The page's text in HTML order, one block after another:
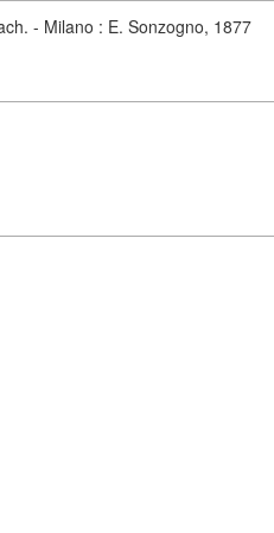
- Milano : E. Sonzogno, 1877